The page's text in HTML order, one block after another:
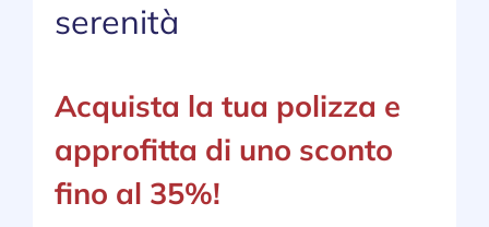
serenità
Acquista la tua polizza e
approfitta di uno sconto
fino al 35%!